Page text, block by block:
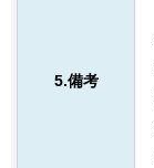
5.備考